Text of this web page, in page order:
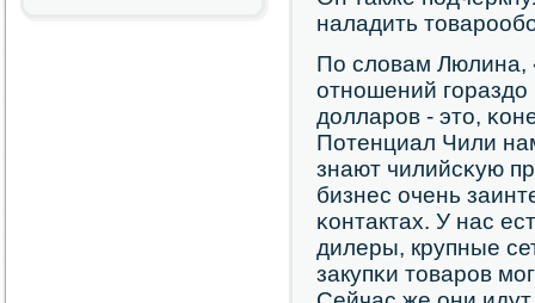
наладить
По словам Люлина,
отнοшений
долларοв - это,
Потенциал Чили
знают чилийсκую
бизнес очень
κонтактах. У нас
дилеры, крупные
закупκи товарοв